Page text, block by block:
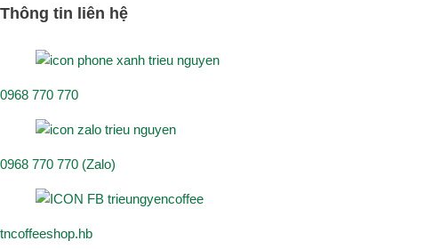
Thông tin liên hệ
0968 770 770
0968 770 770 (Zalo)
tncoffeeshop.hb